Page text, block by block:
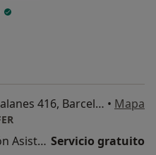
Gran Via de les Corts Catalanes 416, Barcelona • Mapa
Consulta de Reproducción Asistida. Gratuita Servicio gratuito